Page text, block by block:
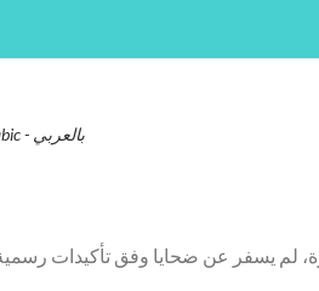
In Arabic - بالعربي